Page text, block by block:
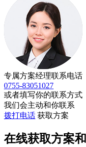
专属方案经理联系电话
0755-83051027
或者填写你的联系方式
我们会主动和你联系
拨打电话 获取方案
在线获取方案